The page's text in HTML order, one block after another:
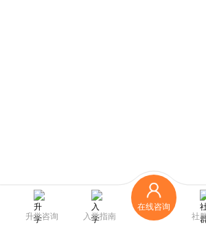
升学咨询 入学指南
在线咨询
社